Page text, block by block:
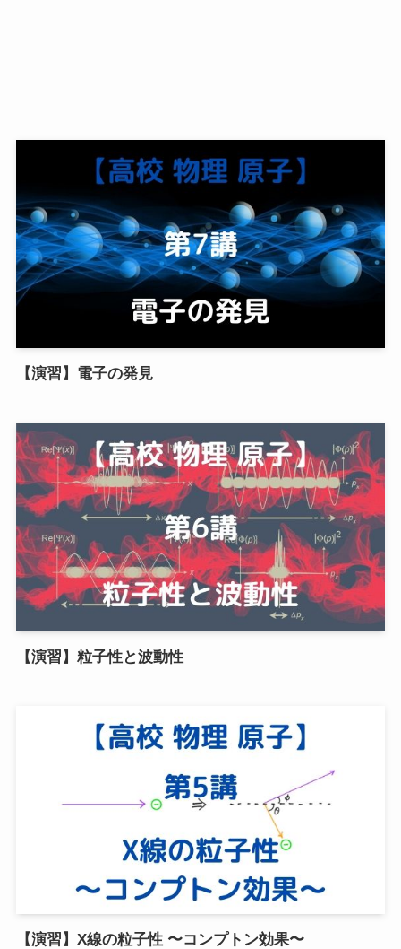
【演習】電子の発見
【演習】粒子性と波動性
【演習】X線の粒子性 〜コンプトン効果〜